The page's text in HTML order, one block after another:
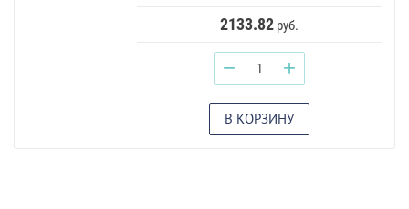
2133.82 руб.
− +
В КОРЗИНУ